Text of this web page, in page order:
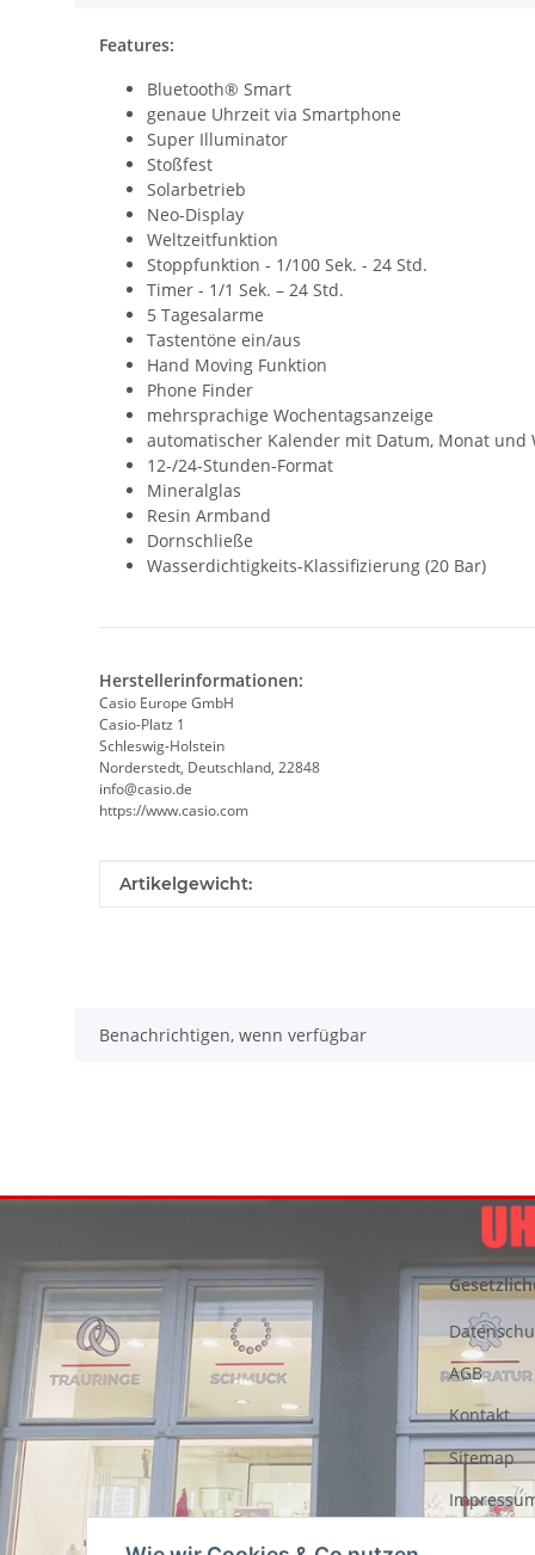
Features:
Bluetooth® Smart
genaue Uhrzeit via Smartphone
Super Illuminator
Stoßfest
Solarbetrieb
Neo-Display
Weltzeitfunktion
Stoppfunktion - 1/100 Sek. - 24 Std.
Timer - 1/1 Sek. – 24 Std.
5 Tagesalarme
Tastentöne ein/aus
Hand Moving Funktion
Phone Finder
mehrsprachige Wochentagsanzeige
automatischer Kalender mit Datum, Monat und
12-/24-Stunden-Format
Mineralglas
Resin Armband
Dornschließe
Wasserdichtigkeits-Klassifizierung (20 Bar)
Herstellerinformationen:
Casio Europe GmbH
Casio-Platz 1
Schleswig-Holstein
Norderstedt, Deutschland, 22848
info@casio.de
https://www.casio.com
Produkteigenschaft
Wert
Artikelgewicht:
Benachrichtigen, wenn verfügbar
AGB
Kontakt
Sitemap